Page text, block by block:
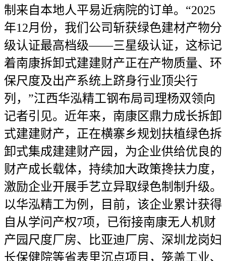
制来自本地人平易近病院的订单。“2025
年12月份，我们公司斩获绿色建材产物分
级认证最高档级——三星级认证，这标记
着南康拆卸式建建财产正在产物质量、环
保尺度及出产系统上跻身行业顶尖行
列，”江西华泓精工钢布局司理杨双领向
记者引见。近年来，南康区鼎力成长拆卸
式建建财产，正在横寨乡规划扶植绿色拆
卸式集成建建财产园，为企业供给优良的
财产成长载体，持续加大政策搀扶力度，
激励企业开展手艺立异取绿色制制升级。
以华泓精工为例，目前，该企业累计获得
自从学问产权7项，已衔接南康无人机财
产园尺度厂房、比亚迪厂房、深圳龙岗妇
长保健院等省表里沉点项目，笼盖工业、